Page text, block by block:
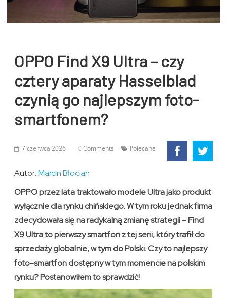
OPPO Find X9 Ultra – czy
cztery aparaty Hasselblad
czynią go najlepszym foto-
smartfonem?
7 czerwca 2026 0 Comments Polecane
Autor:Marcin Błocian
OPPO przez lata traktowało modele Ultra jako produkt
wyłącznie dla rynku chińskiego. W tym roku jednak firma
zdecydowała się na radykalną zmianę strategii – Find
X9 Ultra to pierwszy smartfon z tej serii, który trafił do
sprzedaży globalnie, w tym do Polski. Czy to najlepszy
foto-smartfon dostępny w tym momencie na polskim
rynku? Postanowiłem to sprawdzić!